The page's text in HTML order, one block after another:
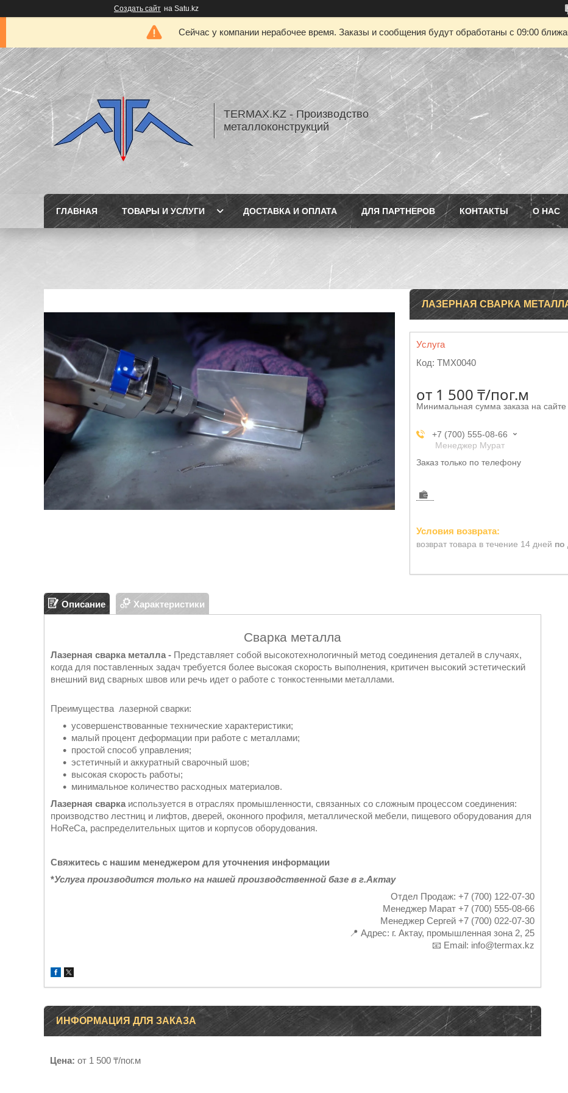
Создать сайт на Satu.kz
Сейчас у компании нерабочее время. Заказы и сообщения будут обработаны с 09:00
TERMAX.KZ - Производство
металлоконструкций
ГЛАВНАЯ ТОВАРЫ И УСЛУГИ ДОСТАВКА И ОПЛАТА ДЛЯ ПАРТНЕРОВ КОНТАКТЫ О НАС
ЛАЗЕРНАЯ СВАРКА
Услуга
Код: TMX0040
от 1 500 ₸/пог.м
Минимальная сумма заказа на
+7 (700) 555-08-66
Менеджер Мурат
Заказ только по телефону
возврат товара в течение 14 дней по
Описание Характеристики
Cварка металла
Лазерная сварка металла - Представляет собой высокотехнологичный метод соединения деталей в случаях,
когда для поставленных задач требуется более высокая скорость выполнения, критичен высокий эстетический
внешний вид сварных швов или речь идет о работе с тонкостенными металлами.
Преимущества лазерной сварки:
усовершенствованные технические характеристики;
малый процент деформации при работе с металлами;
простой способ управления;
эстетичный и аккуратный сварочный шов;
высокая скорость работы;
минимальное количество расходных материалов.
Лазерная сварка используется в отраслях промышленности, связанных со сложным процессом соединения:
производство лестниц и лифтов, дверей, оконного профиля, металлической мебели, пищевого оборудования для
HoReCa, распределительных щитов и корпусов оборудования.
Свяжитесь с нашим менеджером для уточнения информации
*Услуга производится только на нашей производственной базе в г.Актау
Отдел Продаж: +7 (700) 122-07-30
Менеджер Марат +7 (700) 555-08-66
Менеджер Сергей +7 (700) 022-07-30
📍 Адрес: г. Актау, промышленная зона 2, 25
📧 Email: info@termax.kz
ИНФОРМАЦИЯ ДЛЯ ЗАКАЗА
Цена: от 1 500 ₸/пог.м